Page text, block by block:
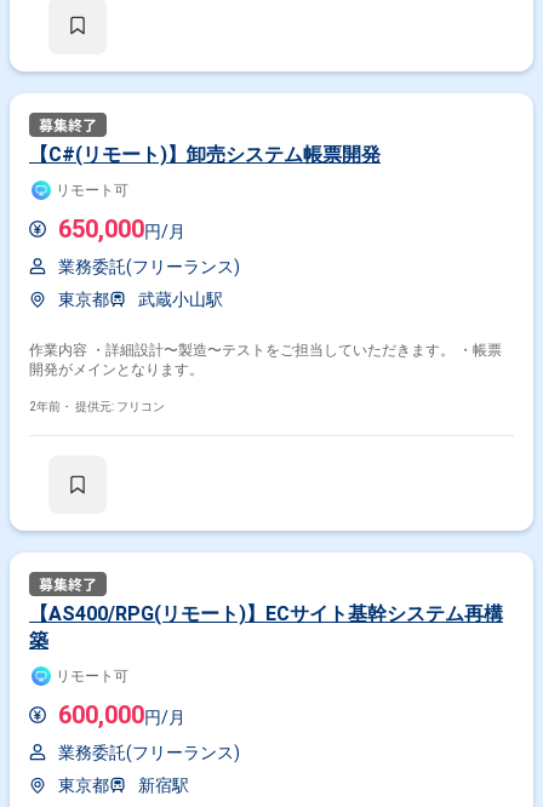
【C#(リモート)】卸売システム帳票開発
リモート可
650,000円/月
業務委託(フリーランス)
東京都
武蔵小山駅
作業内容 ・詳細設計〜製造〜テストをご担当していただきます。 ・帳票
開発がメインとなります。
2年前・ 提供元: フリコン
【AS400/RPG(リモート)】ECサイト基幹システム再構
築
リモート可
600,000円/月
業務委託(フリーランス)
東京都
新宿駅